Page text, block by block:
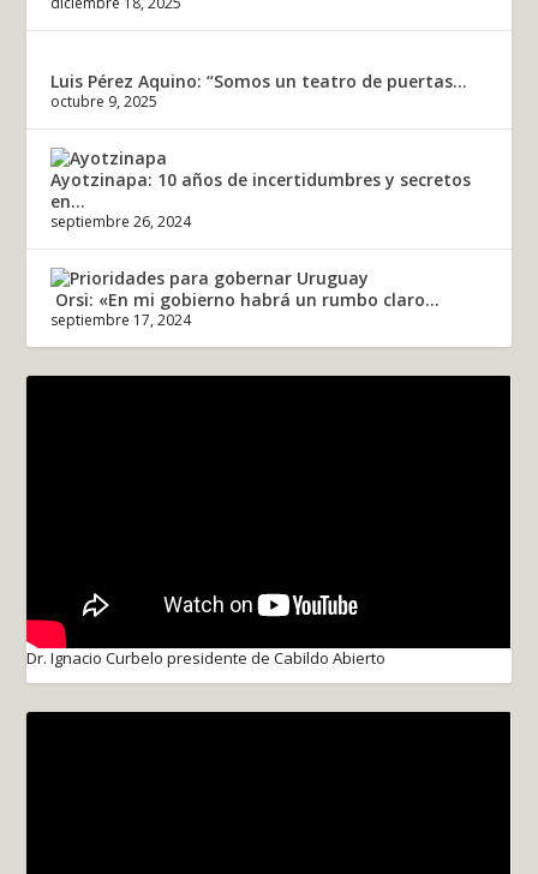
Luis Pérez Aquino: “Somos un teatro de puertas...
octubre 9, 2025
Ayotzinapa: 10 años de incertidumbres y secretos
en...
septiembre 26, 2024
Orsi: «En mi gobierno habrá un rumbo claro...
septiembre 17, 2024
Dr. Ignacio Curbelo presidente de Cabildo Abierto